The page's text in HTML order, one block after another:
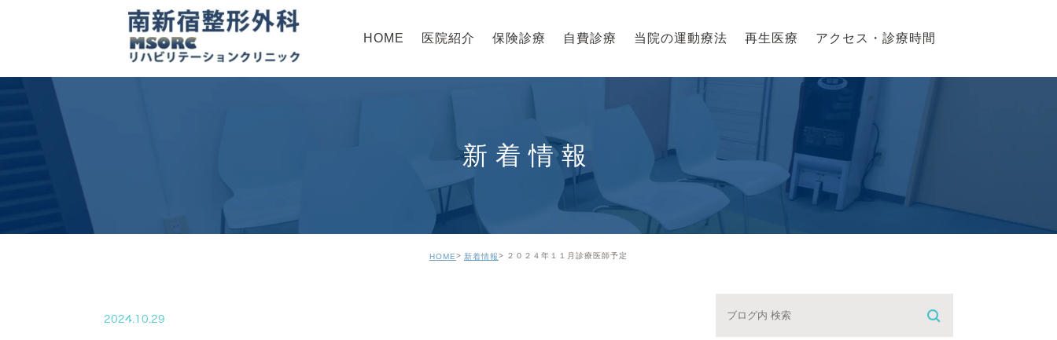
HOME 医院紹介 保険診療 自費診療 当院の運動療法 再生医療 アクセス・診療時間
新着情報
HOME 新着情報 ２０２４年１１月診療医師予定
2024.10.29